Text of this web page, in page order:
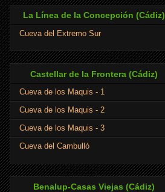
La Línea de la Concepción (Cádiz)
Cueva del Extremo Sur
Castellar de la Frontera (Cádiz)
Cueva de los Maquis - 1
Cueva de los Maquis - 2
Cueva de los Maquis - 3
Cueva del Cambulló
Benalup-Casas Viejas (Cádiz)